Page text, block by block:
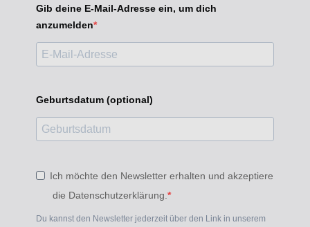
Gib deine E-Mail-Adresse ein, um dich
anzumelden
Geburtsdatum (optional)
Ich möchte den Newsletter erhalten und akzeptiere
die Datenschutzerklärung.
Du kannst den Newsletter jederzeit über den Link in unserem